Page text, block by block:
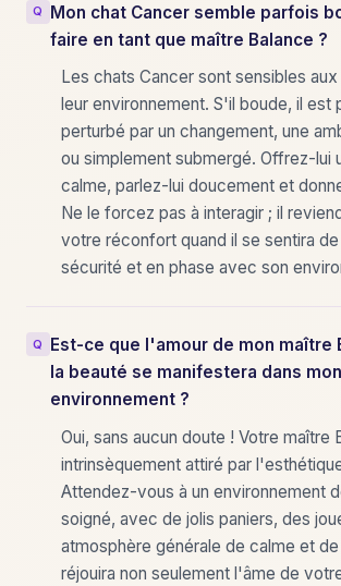
Mon chat Cancer semble parfois
faire en tant que maître Balance ?
Les chats Cancer sont sensibles
leur environnement. S'il boude, il est
perturbé par un changement, une
ou simplement submergé. Offrez-lui
calme, parlez-lui doucement et
Ne le forcez pas à interagir ; il
votre réconfort quand il se sentira
sécurité et en phase avec son
Est-ce que l'amour de mon maître
la beauté se manifestera dans mon
environnement ?
Oui, sans aucun doute ! Votre maître
intrinsèquement attiré par
Attendez-vous à un environnement
soigné, avec de jolis paniers, des
atmosphère générale de calme et
réjouira non seulement l'âme de